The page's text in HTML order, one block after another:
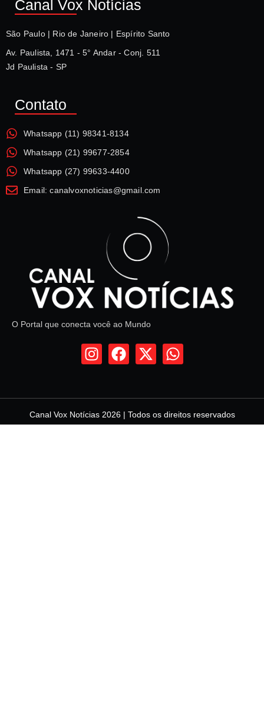
Canal Vox Notícias
São Paulo | Rio de Janeiro | Espírito Santo
Av. Paulista, 1471 - 5° Andar - Conj. 511
Jd Paulista - SP
Contato
Whatsapp (11) 98341-8134
Whatsapp (21) 99677-2854
Whatsapp (27) 99633-4400
Email: canalvoxnoticias@gmail.com
O Portal que conecta você ao Mundo
Canal Vox Notícias 2026 | Todos os direitos reservados